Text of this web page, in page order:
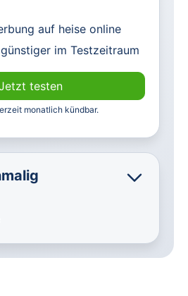
auf heise online
im Testzeitraum
testen
monatlich kündbar.